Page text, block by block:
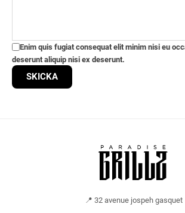
Enim quis fugiat consequat elit minim nisi eu
deserunt aliquip nisi ex deserunt.
SKICKA
📍 32 avenue jospeh gasquet